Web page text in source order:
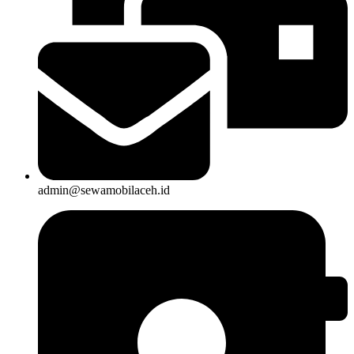
admin@sewamobilaceh.id